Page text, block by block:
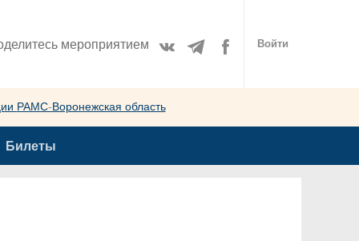
мероприятием Войти
РАМС-Воронежская область
Билеты